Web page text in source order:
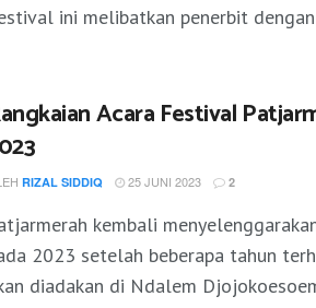
ini melibatkan penerbit
Acara Festival
RIZAL SIDDIQ 25 JUNI 2023 2
kembali
2023 setelah beberapa tahun
diadakan di Ndalem